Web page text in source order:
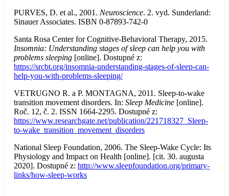
PURVES, D. et al., 2001. Neuroscience. 2. vyd. Sunderland:
Sinauer Associates. ISBN 0-87893-742-0
Santa Rosa Center for Cognitive-Behavioral Therapy, 2015.
Insomnia: Understanding stages of sleep can help you with
problems sleeping [online]. Dostupné z:
https://srcbt.org/insomnia-understanding-stages-of-sleep-can-
help-you-with-problems-sleeping/
VETRUGNO R. a P. MONTAGNA, 2011. Sleep-to-wake
transition movement disorders. In:Sleep Medicine [online].
Roč. 12, č. 2. ISSN 1664-2295. Dostupné z:
https://www.researchgate.net/publication/221718327_Sleep-
to-wake_transition_movement_disorders
National Sleep Foundation, 2006. The Sleep-Wake Cycle: Its
Physiology and Impact on Health [online]. [cit. 30. augusta
2020]. Dostupné z:http://www.sleepfoundation.org/primary-
links/how-sleep-works